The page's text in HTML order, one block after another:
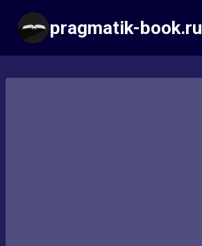
Перейти
содержимому
pragmatik-book.ru